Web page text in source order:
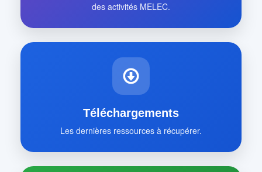
des activités MELEC.
Téléchargements
Les dernières ressources à récupérer.